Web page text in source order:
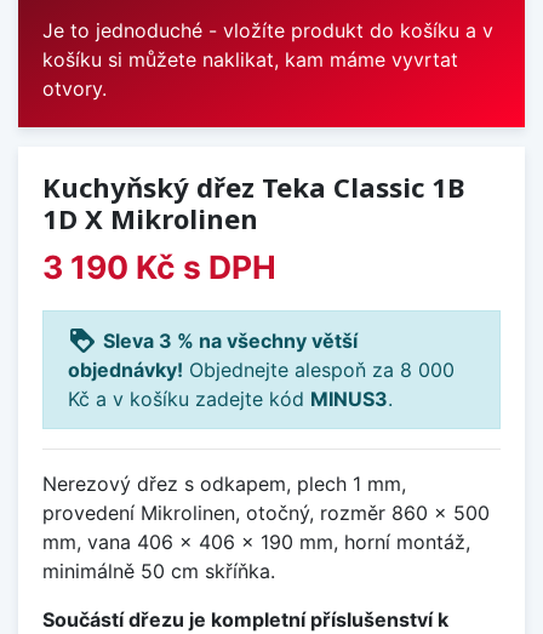
Je to jednoduché - vložíte produkt do košíku a v
košíku si můžete naklikat, kam máme vyvrtat
otvory.
Kuchyňský dřez Teka Classic 1B
1D X Mikrolinen
3 190 Kč s DPH
loyalty Sleva 3 % na všechny větší
objednávky! Objednejte alespoň za 8 000
Kč a v košíku zadejte kód MINUS3.
Nerezový dřez s odkapem, plech 1 mm,
provedení Mikrolinen, otočný, rozměr 860 x 500
mm, vana 406 x 406 x 190 mm, horní montáž,
minimálně 50 cm skříňka.
Součástí dřezu je kompletní příslušenství k